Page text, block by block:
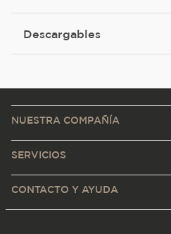
Descargables
NUESTRA COMPAÑÍA
SERVICIOS
CONTACTO Y AYUDA